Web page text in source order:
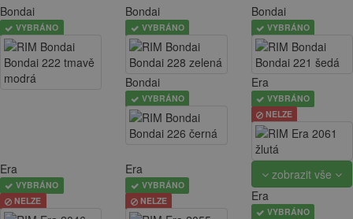
Bondai
VYBRÁNO
Bondai
VYBRÁNO
Bondai
VYBRÁNO
Bondai
VYBRÁNO
Era
VYBRÁNO
NELZE
Era
VYBRÁNO
NELZE
Era
VYBRÁNO
NELZE
zobrazit vše
Era
VYBRÁNO